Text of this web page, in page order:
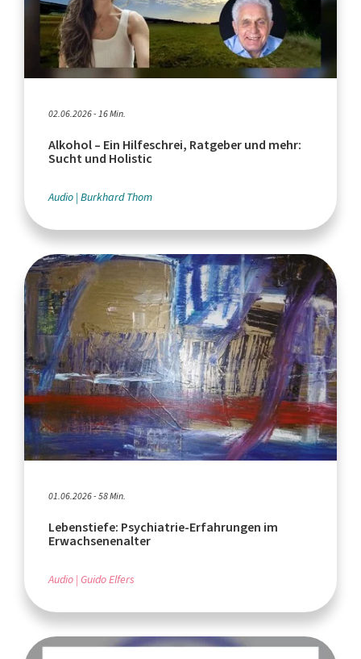
02.06.2026 - 16 Min.
Alkohol – Ein Hilfeschrei, Ratgeber und mehr:
Sucht und Holistic
Audio Burkhard Thom
01.06.2026 - 58 Min.
Lebenstiefe: Psychiatrie-Erfahrungen im
Erwachsenenalter
Audio Guido Elfers